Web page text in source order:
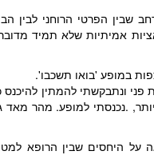
הפרטי הרוחני לבין
אמיתיות שלא תמיד
במופע 'בואו תשכבו'.
ונתבקשתי להמתין להיכנס
.נכנסתי למופע. מהר מאד
היחסים שבין הרופא